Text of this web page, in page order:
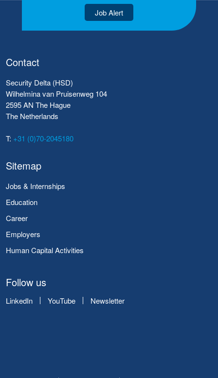
Job Alert
Contact
Security Delta (HSD)
Wilhelmina van Pruisenweg 104
2595 AN The Hague
The Netherlands
T: +31 (0)70-2045180
Sitemap
Jobs & Internships
Education
Career
Employers
Human Capital Activities
Follow us
LinkedIn YouTube Newsletter